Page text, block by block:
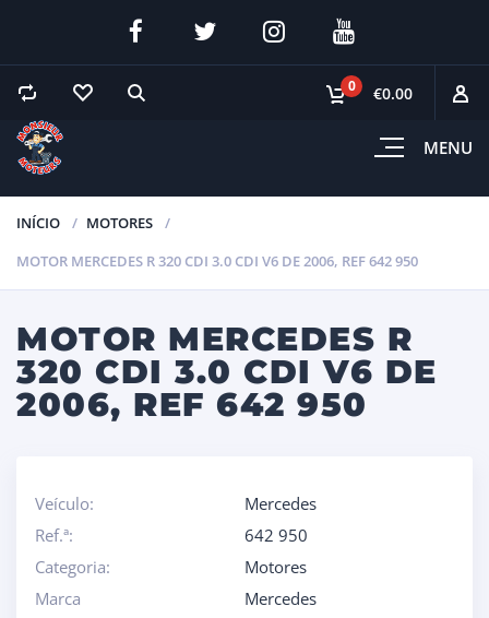
MENU
0 €0.00
INÍCIO
MOTORES
MOTOR MERCEDES R 320 CDI 3.0 CDI V6 DE 2006, REF 642 950
MOTOR MERCEDES R
320 CDI 3.0 CDI V6 DE
2006, REF 642 950
Veículo:
Mercedes
Ref.ª:
642 950
Categoria:
Motores
Marca
Mercedes